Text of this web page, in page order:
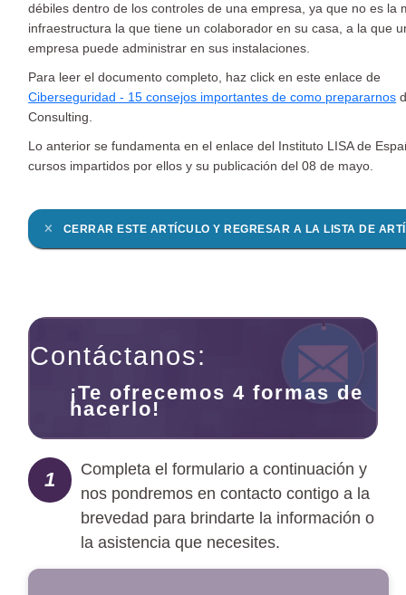
débiles dentro de los controles de una empresa, ya que no es la
infraestructura la que tiene un colaborador en su casa, a la que
empresa puede administrar en sus instalaciones.
Para leer el documento completo, haz click en este enlace de
Ciberseguridad - 15 consejos importantes de como prepararnos
Consulting.
Lo anterior se fundamenta en el enlace del Instituto LISA de
cursos impartidos por ellos y su publicación del 08 de mayo.
CERRAR ESTE ARTÍCULO Y REGRESAR A LA LISTA DE
Contáctanos:
¡Te ofrecemos 4 formas de
hacerlo!
1
Completa el formulario a continuación y
nos pondremos en contacto contigo a la
brevedad para brindarte la información o
la asistencia que necesites.